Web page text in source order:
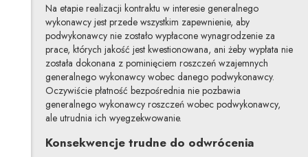
Na etapie realizacji kontraktu w interesie generalnego
wykonawcy jest przede wszystkim zapewnienie, aby
podwykonawcy nie zostało wypłacone wynagrodzenie za
prace, których jakość jest kwestionowana, ani żeby wypłata nie
została dokonana z pominięciem roszczeń wzajemnych
generalnego wykonawcy wobec danego podwykonawcy.
Oczywiście płatność bezpośrednia nie pozbawia
generalnego wykonawcy roszczeń wobec podwykonawcy,
ale utrudnia ich wyegzekwowanie.
Konsekwencje trudne do odwrócenia